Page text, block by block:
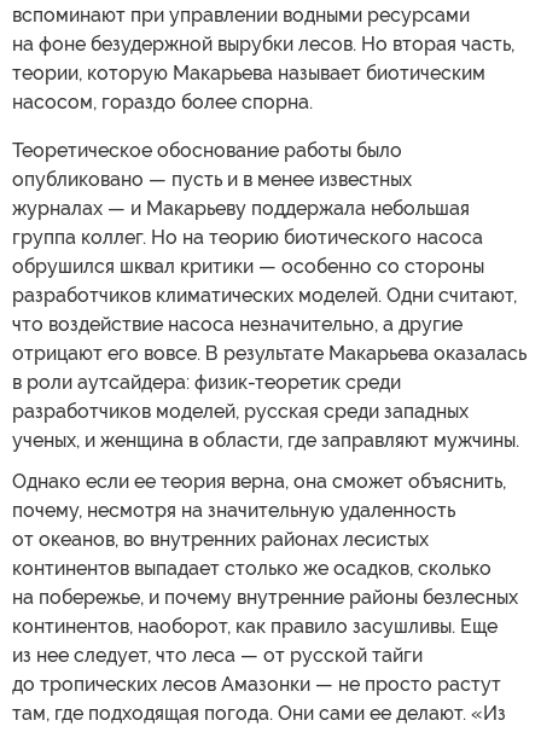
вспоминают при управлении водными ресурсами
на фоне безудержной вырубки лесов. Но вторая часть,
теории, которую Макарьева называет биотическим
насосом, гораздо более спорна.
Теоретическое обоснование работы было
опубликовано — пусть и в менее известных
журналах — и Макарьеву поддержала небольшая
группа коллег. Но на теорию биотического насоса
обрушился шквал критики — особенно со стороны
разработчиков климатических моделей. Одни считают,
что воздействие насоса незначительно, а другие
отрицают его вовсе. В результате Макарьева оказалась
в роли аутсайдера: физик-теоретик среди
разработчиков моделей, русская среди западных
ученых, и женщина в области, где заправляют мужчины.
Однако если ее теория верна, она сможет объяснить,
почему, несмотря на значительную удаленность
от океанов, во внутренних районах лесистых
континентов выпадает столько же осадков, сколько
на побережье, и почему внутренние районы безлесных
континентов, наоборот, как правило засушливы. Еще
из нее следует, что леса — от русской тайги
до тропических лесов Амазонки — не просто растут
там, где подходящая погода. Они сами ее делают. «Из